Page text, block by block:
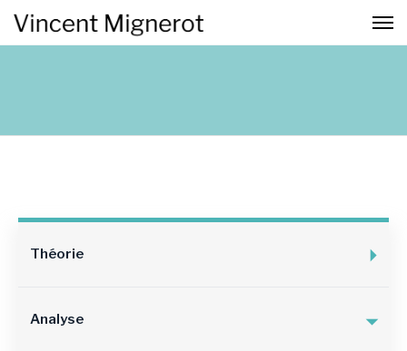
Théorie
Analyse